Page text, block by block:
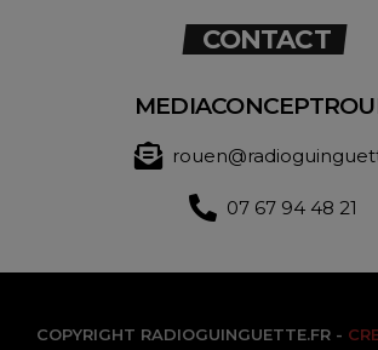
CONTACT
07 67 94 48 21
COPYRIGHT RADIOGUINGUETTE.FR -